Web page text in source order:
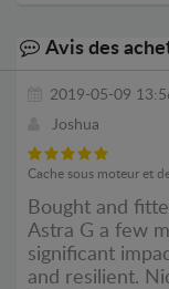
Avis des
2019-05-09
Joshua
Cache sous moteur et
Bought and
Astra G a few
significant
and resilient.